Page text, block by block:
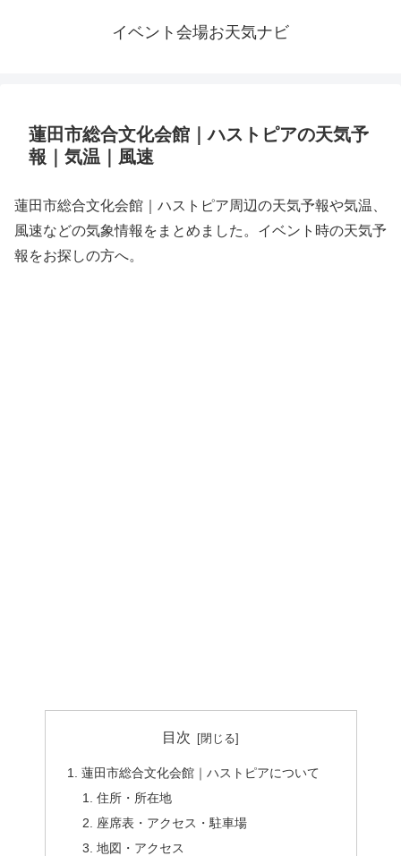
イベント会場お天気ナビ
蓮田市総合文化会館｜ハストピアの天気予
報｜気温｜風速
蓮田市総合文化会館｜ハストピア周辺の天気予報や気温、
風速などの気象情報をまとめました。イベント時の天気予
報をお探しの方へ。
目次
蓮田市総合文化会館｜ハストピアについて
住所・所在地
座席表・アクセス・駐車場
地図・アクセス